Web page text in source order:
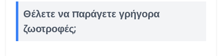
Θέλετε να παράγετε γρήγορα
ζωοτροφές;